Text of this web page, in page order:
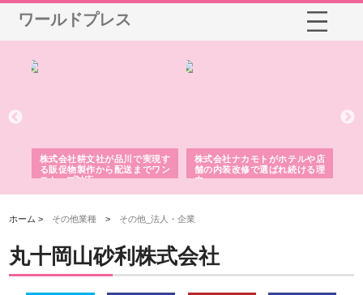
ワールドプレス
株式会社耕文社が品川で実現す
る販促物製作から配送までワン
ストップ対応
株式会社ナカモトがホテルや店
舗の内装改修で選ばれ続ける理
由
ホーム > その他業種 > その他_法人・企業
丸十岡山砂利株式会社